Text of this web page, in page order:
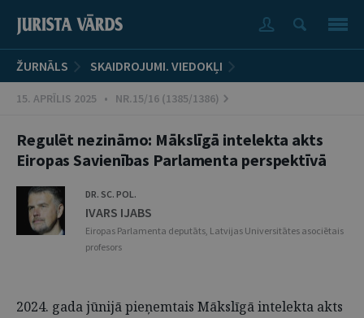
ŽURNĀLS SKAIDROJUMI. VIEDOKĻI
15. APRĪLIS 2025 • NR.15/16 (1385/1386)
Regulēt nezināmo: Mākslīgā intelekta akts
Eiropas Savienības Parlamenta perspektīvā
DR. SC. POL.
IVARS IJABS
Eiropas Parlamenta deputāts, Latvijas Universitātes asociētais
profesors
2024. gada jūnijā pieņemtais Mākslīgā intelekta akts